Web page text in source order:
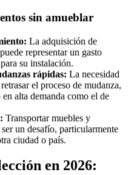
sin amueblar
La adquisición de
representar un gasto
su instalación.
rápidas: La necesidad
el proceso de mudanza,
alta demanda como el de
Transportar muebles y
un desafío, particularmente
ciudad o país.
en 2026: